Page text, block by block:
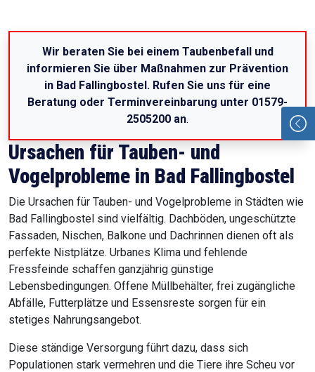
Wir beraten Sie bei einem Taubenbefall und
informieren Sie über Maßnahmen zur Prävention
in Bad Fallingbostel. Rufen Sie uns für eine
Beratung oder Terminvereinbarung unter 01579-
2505200 an.
Ursachen für Tauben- und
Vogelprobleme in Bad Fallingbostel
Die Ursachen für Tauben- und Vogelprobleme in Städten wie
Bad Fallingbostel sind vielfältig. Dachböden, ungeschützte
Fassaden, Nischen, Balkone und Dachrinnen dienen oft als
perfekte Nistplätze. Urbanes Klima und fehlende
Fressfeinde schaffen ganzjährig günstige
Lebensbedingungen. Offene Müllbehälter, frei zugängliche
Abfälle, Futterplätze und Essensreste sorgen für ein
stetiges Nahrungsangebot.
Diese ständige Versorgung führt dazu, dass sich
Populationen stark vermehren und die Tiere ihre Scheu vor